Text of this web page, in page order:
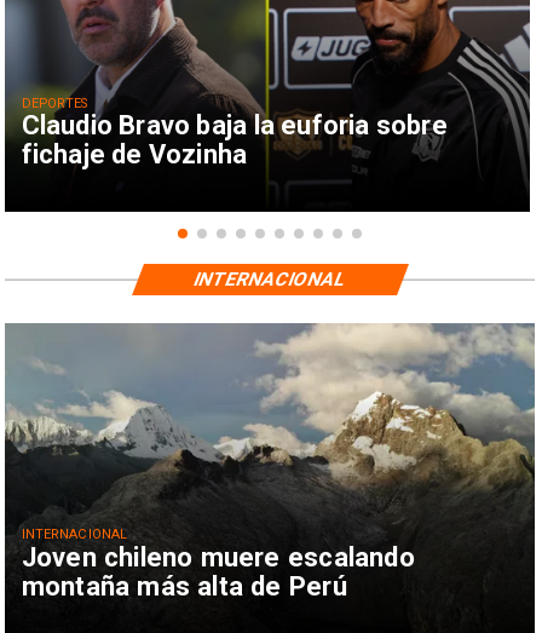
Claudio Bravo baja la euforia sobre
fichaje de Vozinha
DEPORTES
Joven chileno muere escalando
montaña más alta de Perú
INTERNACIONAL
INTERNACIONAL